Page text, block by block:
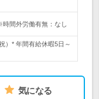
間外労働有無：なし
）* 年間有給休暇5日～
気になる